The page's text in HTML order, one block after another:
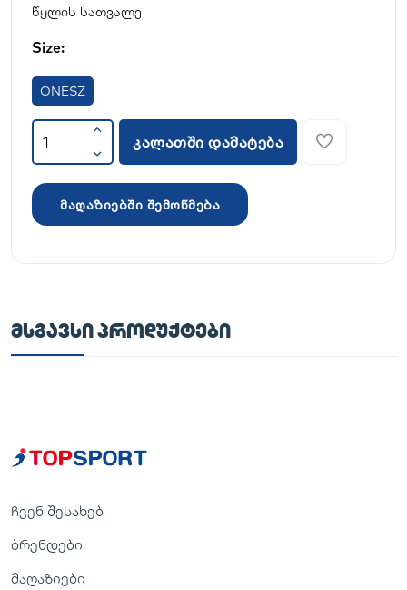
წყლის სათვალე
Size:
ONESZ
კალათში დამატება
მაღაზიებში შემოწმება
ᲛᲡᲒᲐᲕᲡᲘ ᲞᲠᲝᲓᲣᲥᲢᲔᲑᲘ
ჩვენ შესახებ
ბრენდები
მაღაზიები